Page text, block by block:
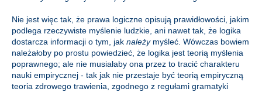
Nie jest więc tak, że prawa logiczne opisują prawidłowości, jakim
podlega rzeczywiste myślenie ludzkie, ani nawet tak, że logika
dostarcza informacji o tym, jak należymyśleć. Wówczas bowiem
należałoby po prostu powiedzieć, że logika jest teorią myślenia
poprawnego; ale nie musiałaby ona przez to tracić charakteru
nauki empirycznej - tak jak nie przestaje być teorią empiryczną
teoria zdrowego trawienia, zgodnego z regułami gramatyki